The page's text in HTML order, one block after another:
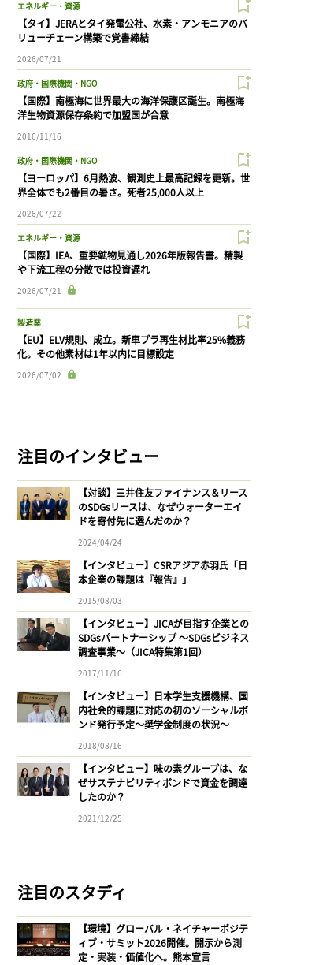
エネルギー・資源
【タイ】JERAとタイ発電公社、水素・アンモニアのバ
リューチェーン構築で覚書締結
2026/07/21
政府・国際機関・NGO
【国際】南極海に世界最大の海洋保護区誕生。南極海
洋生物資源保存条約で加盟国が合意
2016/11/16
政府・国際機関・NGO
【ヨーロッパ】6月熱波、観測史上最高記録を更新。世
界全体でも2番目の暑さ。死者25,000人以上
2026/07/22
エネルギー・資源
【国際】IEA、重要鉱物見通し2026年版報告書。精製
や下流工程の分散では投資遅れ
2026/07/21
製造業
【EU】ELV規則、成立。新車プラ再生材比率25%義務
化。その他素材は1年以内に目標設定
2026/07/02
注目のインタビュー
【対談】三井住友ファイナンス＆リース
のSDGsリースは、なぜウォーターエイ
ドを寄付先に選んだのか？
2024/04/24
【インタビュー】CSRアジア赤羽氏「日
本企業の課題は『報告』」
2015/08/03
【インタビュー】JICAが目指す企業との
SDGsパートナーシップ 〜SDGsビジネス
調査事業〜（JICA特集第1回）
2017/11/16
【インタビュー】日本学生支援機構、国
内社会的課題に対応の初のソーシャルボ
ンド発行予定〜奨学金制度の状況〜
2018/08/16
【インタビュー】味の素グループは、な
ぜサステナビリティボンドで資金を調達
したのか？
2021/12/25
注目のスタディ
【環境】グローバル・ネイチャーポジテ
ィブ・サミット2026開催。開示から測
定・実装・価値化へ。熊本宣言